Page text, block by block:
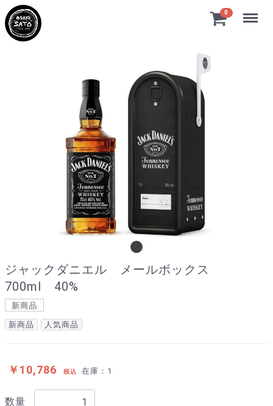
0 Menu
ジャックダニエル メールボックス
700ml 40%
新商品
新商品 人気商品
￥10,786 税込 在庫：1
数量